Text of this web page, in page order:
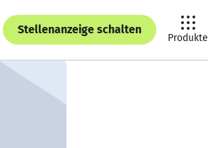
Stellenanzeige schalten
Produkte